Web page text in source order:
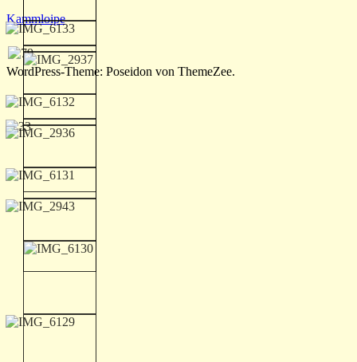
Kammloipe
WordPress-Theme: Poseidon von ThemeZee.